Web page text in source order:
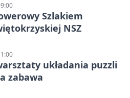
Szlakiem
NSZ
układania puzzli
zabawa